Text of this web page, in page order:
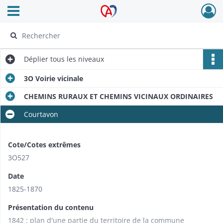
Archives Alsace - Colmar
Ouvrir le menu déroulant
Déplier tous les niveaux
3O Voirie vicinale
CHEMINS RURAUX ET CHEMINS VICINAUX ORDINAIRES
Courtavon
Cote/Cotes extrêmes
3O527
Date
1825-1870
Présentation du contenu
1842 : plan d'une partie du territoire de la commune